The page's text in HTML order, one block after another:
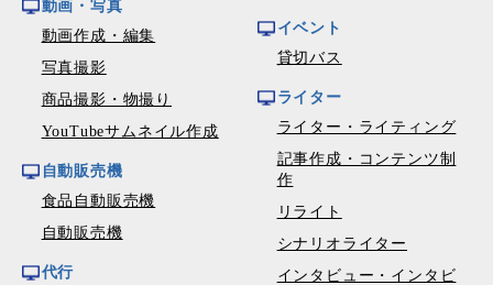
動画・写真
動画作成・編集
写真撮影
商品撮影・物撮り
YouTubeサムネイル作成
自動販売機
食品自動販売機
自動販売機
代行
イベント
貸切バス
ライター
ライター・ライティング
記事作成・コンテンツ制
作
リライト
シナリオライター
インタビュー・インタビ